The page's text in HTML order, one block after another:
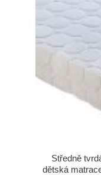
Středně
dětská